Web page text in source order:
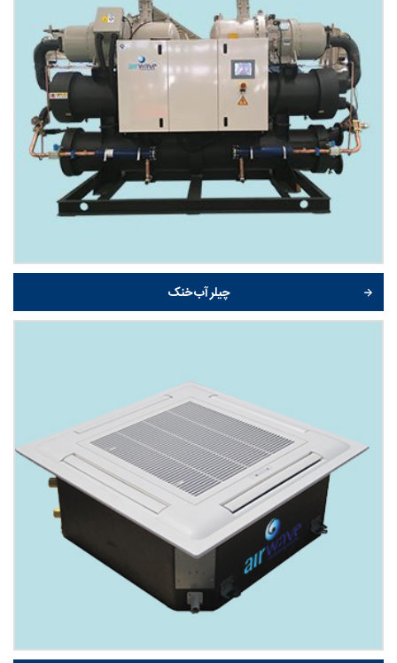
چیلر آب خنک